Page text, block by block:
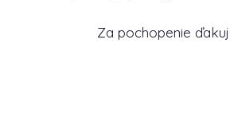
Za pochopenie